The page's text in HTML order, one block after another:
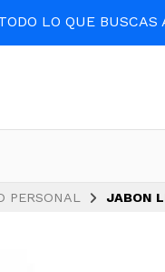
EN LA
PERSONAL JABON